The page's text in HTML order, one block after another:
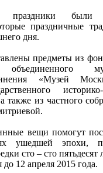
праздники были
праздничные
дня.
предметы из
объединенного
«Музей
историко-
также из частного
вещи помогут
ушедшей эпохи,
сто – сто пятьдесят
12 апреля 2015 года.